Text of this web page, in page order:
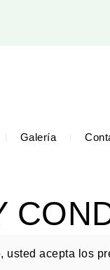
Galería
acepta los